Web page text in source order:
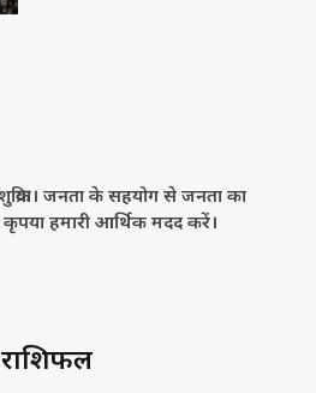
जनता के सहयोग से जनता का
हमारी आर्थिक मदद करें।
राशिफल